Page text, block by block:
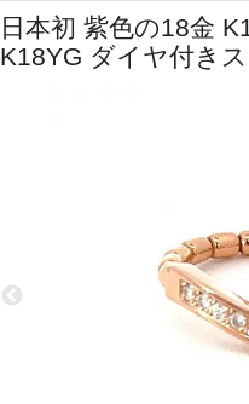
日本初 紫色の18金
K18YG ダイヤ付き